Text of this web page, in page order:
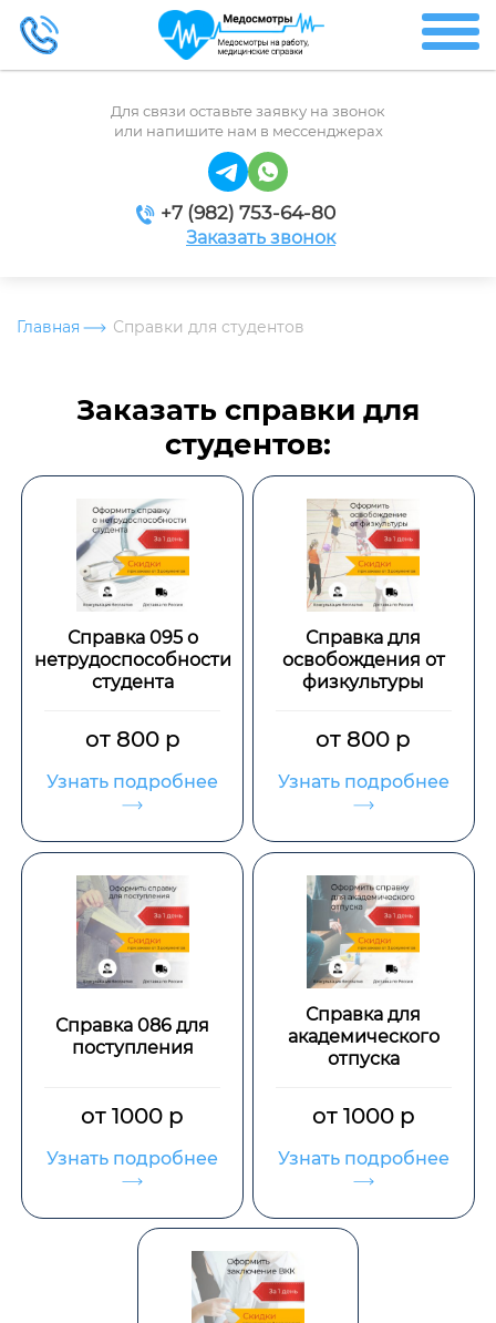
Для связи оставьте заявку на звонок
или напишите нам в мессенджерах
+7 (982) 753-64-80
Заказать звонок
Главная Справки для студентов
Заказать справки для
студентов:
Справка 095 о
нетрудоспособности
студента
от 800 р
Узнать подробнее
Справка для
освобождения от
физкультуры
от 800 р
Узнать подробнее
Справка 086 для
поступления
от 1000 р
Узнать подробнее
Справка для
академического
отпуска
от 1000 р
Узнать подробнее